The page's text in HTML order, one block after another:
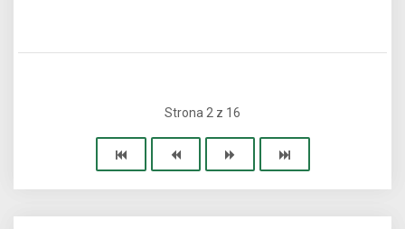
Strona 2 z 16